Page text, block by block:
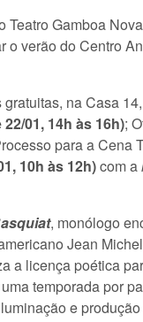
Gamboa
verão do Centro
na Casa
22/01, 14h às 16h);
para a Cena
10h às 12h)com a
, monólogo
Jean
a licença poética
temporada por
e